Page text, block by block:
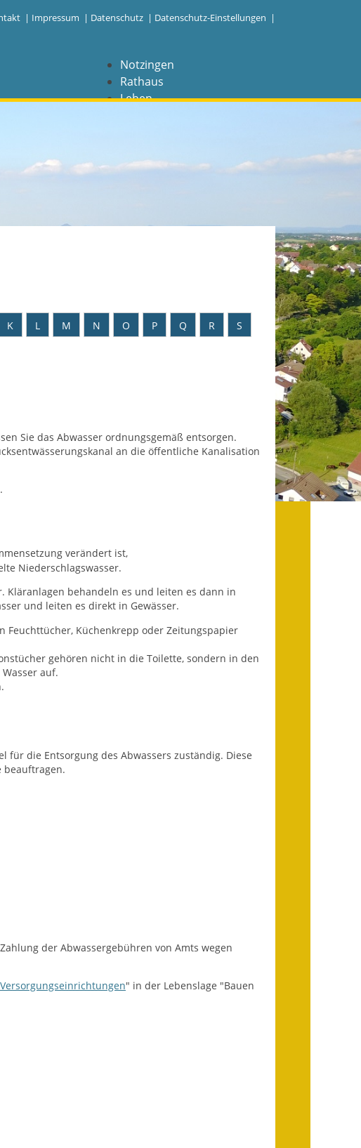
| Impressum | Datenschutz | Datenschutz-Einstellungen |
Notzingen
Rathaus
Leben
NAVIGATION
Datenschutz
Geschichte und
Gegenwart
Informationsbroschüre
Lärmaktionsplan
Ausweichfahrplan
K L M N O P Q R
S
Sie das Abwasser ordnungsgemäß entsorgen.
an die öffentliche Kanalisation
verändert ist,
Niederschlagswasser.
Kläranlagen behandeln es und leiten es dann in
und leiten es direkt in Gewässer.
Feuchttücher, Küchenkrepp oder Zeitungspapier
gehören nicht in die Toilette, sondern in den
auf.
für die Entsorgung des Abwassers zuständig. Diese
beauftragen.
der Abwassergebühren von Amts wegen
" in der Lebenslage "Bauen